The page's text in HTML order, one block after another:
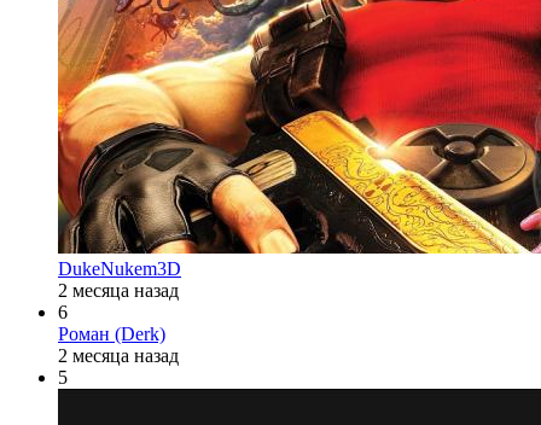
DukeNukem3D
2 месяца назад
6
Роман (Derk)
2 месяца назад
5